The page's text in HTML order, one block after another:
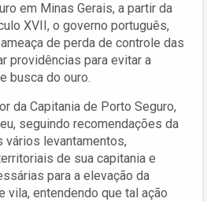
em Minas Gerais, a partir da
XVII, o governo português,
de perda de controle das
providências para evitar a
busca do ouro.
da Capitania de Porto Seguro,
seguindo recomendações da
vários levantamentos,
de sua capitania e
para a elevação da
vila, entendendo que tal ação